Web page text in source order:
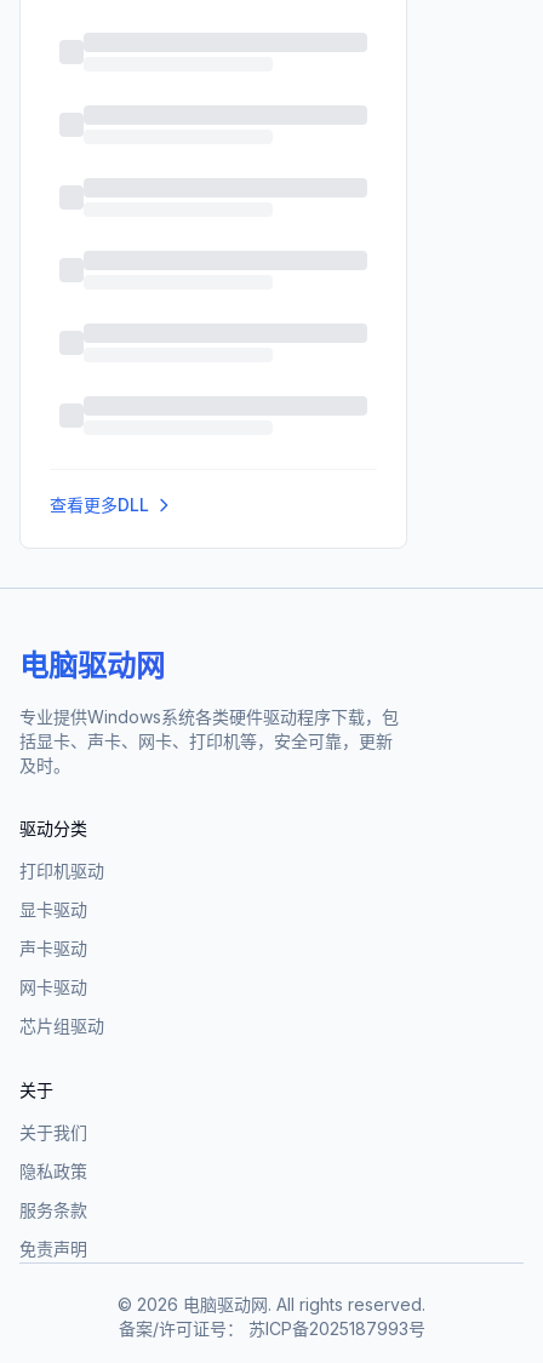
查看更多DLL
电脑驱动网
专业提供Windows系统各类硬件驱动程序下载，包
括显卡、声卡、网卡、打印机等，安全可靠，更新
及时。
驱动分类
打印机驱动
显卡驱动
声卡驱动
网卡驱动
芯片组驱动
关于
关于我们
隐私政策
服务条款
免责声明
© 2026 电脑驱动网. All rights reserved.
备案/许可证号：
苏ICP备2025187993号